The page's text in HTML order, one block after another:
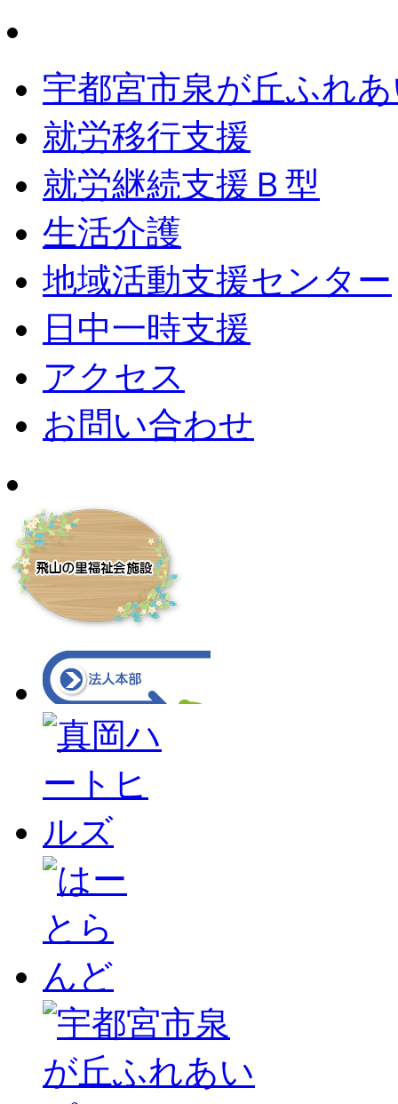
宇都宮市泉が丘ふれ
就労移行支援
就労継続支援Ｂ型
生活介護
地域活動支援センター
日中一時支援
アクセス
お問い合わせ